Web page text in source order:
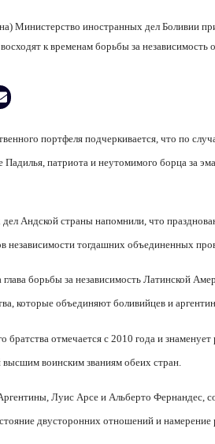
Министерство иностранных дел Боливии
к временам борьбы за независимость
портфеля подчеркивается, что по
патриота и неутомимого борца за
Андской страны напомнили, что
независимости тогдашних объединенных
борьбы за независимость Латинской
которые объединяют боливийцев и
братства отмечается с 2010 года и
воинским званиям обеих стран.
Луис Арсе и Альберто Фернандес,
двусторонних отношений и